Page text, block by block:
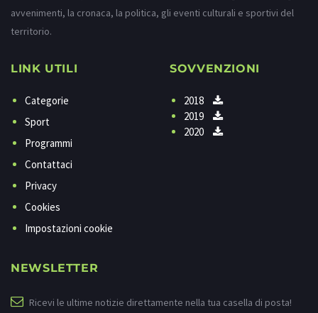
avvenimenti, la cronaca, la politica, gli eventi culturali e sportivi del
territorio.
LINK UTILI
Categorie
Sport
Programmi
Contattaci
Privacy
Cookies
Impostazioni cookie
SOVVENZIONI
2018
2019
2020
NEWSLETTER
Ricevi le ultime notizie direttamente nella tua casella di posta!